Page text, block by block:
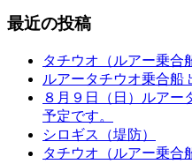
最近の投稿
タチウオ（ルアー乗合
ルアータチウオ乗合船
８月９日（日）ルアー
予定です。
シロギス（堤防）
タチウオ（ルアー乗合